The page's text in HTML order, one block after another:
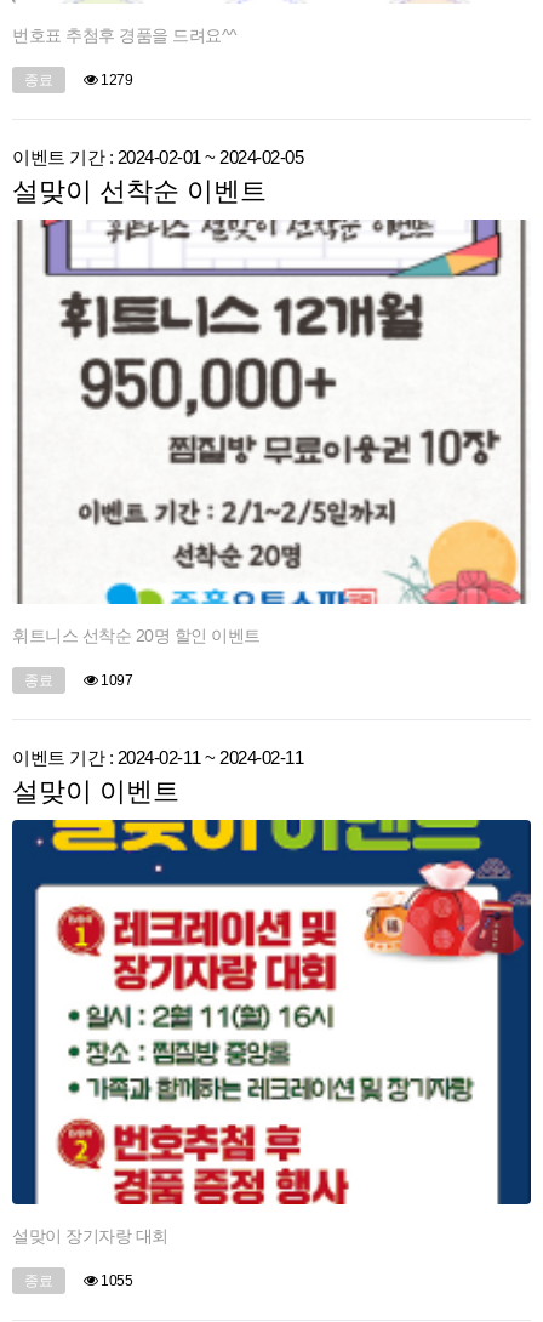
번호표 추첨후 경품을 드려요^^
종료 1279
이벤트 기간 : 2024-02-01 ~ 2024-02-05
설맞이 선착순 이벤트
휘트니스 선착순 20명 할인 이벤트
종료 1097
이벤트 기간 : 2024-02-11 ~ 2024-02-11
설맞이 이벤트
설맞이 장기자랑 대회
종료 1055